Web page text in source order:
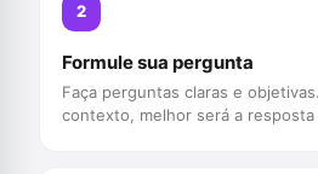
2
Formule sua pergunta
Faça perguntas claras e
contexto, melhor será a resposta